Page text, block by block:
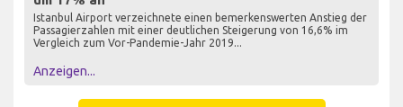
Istanbul Airport verzeichnete einen bemerkenswerten Anstieg der
Passagierzahlen mit einer deutlichen Steigerung von 16,6% im
Vergleich zum Vor-Pandemie-Jahr 2019...
Anzeigen...